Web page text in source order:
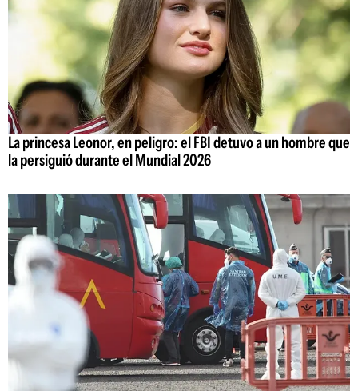
La princesa Leonor, en peligro: el FBI detuvo a un hombre que
la persiguió durante el Mundial 2026